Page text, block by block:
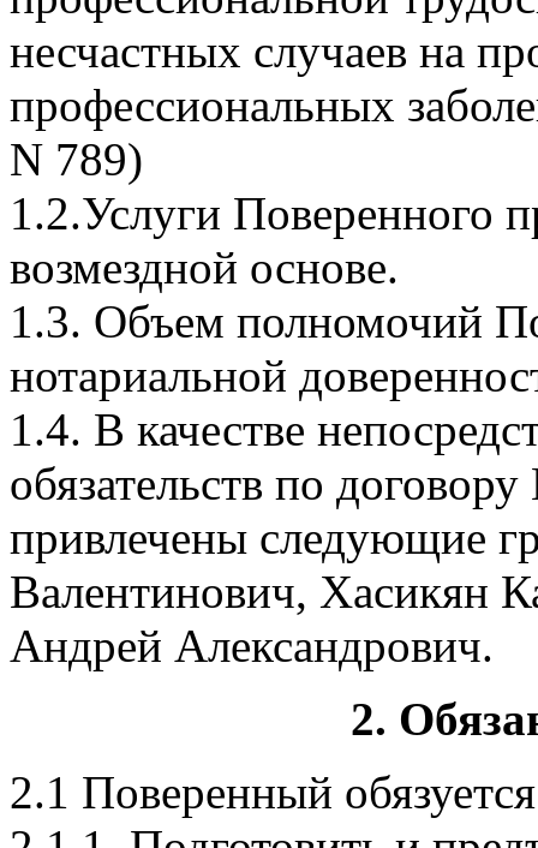
несчастных случаев на
профессиональных
N 789)
1.2.Услуги Поверенного
возмездной основе.
1.3. Объем полномочий
нотариальной
1.4. В качестве
обязательств по
привлечены следующие
Валентинович, Хасикян
Андрей Александрович.
2.
2.1 Поверенный